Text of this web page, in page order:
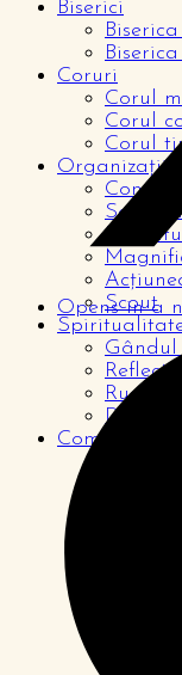
Biserici
Coruri
Corul
Corul
Corul
Organizații
Scout
Gândul
Reflecții
De la
Comunitate
Opens in a